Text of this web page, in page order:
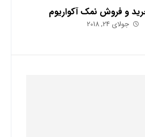
و فروش نمک آکواریوم
جولای 24, 2018